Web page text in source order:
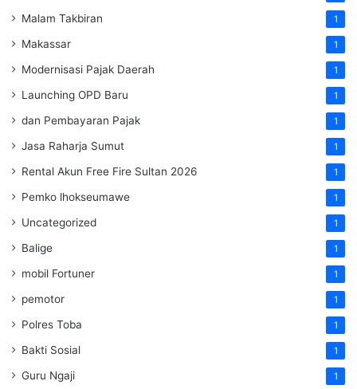
Malam Takbiran 1
Makassar 1
Modernisasi Pajak Daerah 1
Launching OPD Baru 1
dan Pembayaran Pajak 1
Jasa Raharja Sumut 1
Rental Akun Free Fire Sultan 2026 1
Pemko lhokseumawe 1
Uncategorized 1
Balige 1
mobil Fortuner 1
pemotor 1
Polres Toba 1
Bakti Sosial 1
Guru Ngaji 1